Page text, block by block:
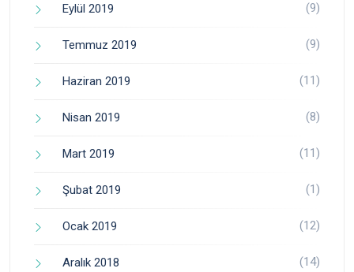
Eylül 2019 (9)
Temmuz 2019 (9)
Haziran 2019 (11)
Nisan 2019 (8)
Mart 2019 (11)
Şubat 2019 (1)
Ocak 2019 (12)
Aralık 2018 (14)